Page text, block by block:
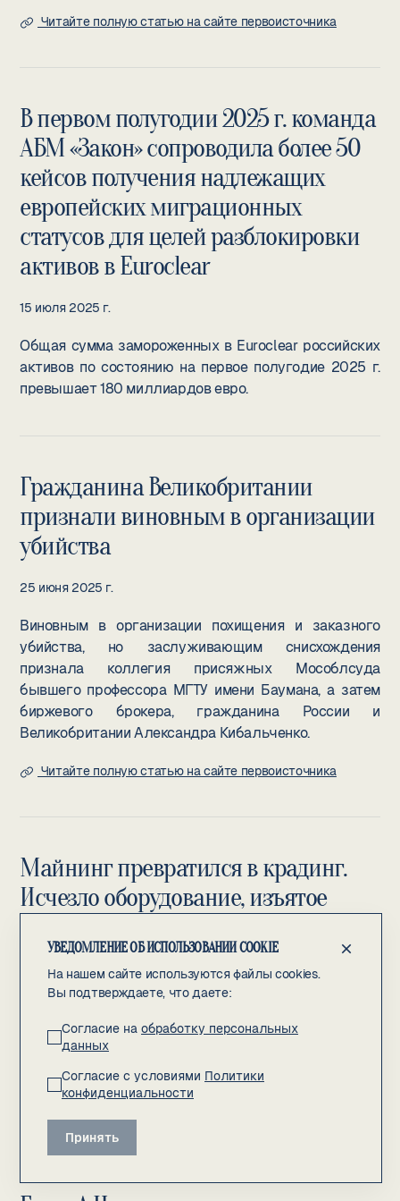
Читайте полную статью на сайте первоисточника
В первом полугодии 2025 г. команда
АБМ «Закон» сопроводила более 50
кейсов получения надлежащих
европейских миграционных
статусов для целей разблокировки
активов в Euroclear
15 июля 2025 г.
Общая сумма замороженных в Euroclear российских
активов по состоянию на первое полугодие 2025 г.
превышает 180 миллиардов евро.
Гражданина Великобритании
признали виновным в организации
убийства
25 июня 2025 г.
Виновным в организации похищения и заказного
убийства, но заслуживающим снисхождения
признала коллегия присяжных Мособлсуда
бывшего профессора МГТУ имени Баумана, а затем
биржевого брокера, гражданина России и
Великобритании Александра Кибальченко.
Читайте полную статью на сайте первоисточника
Майнинг превратился в крадинг.
Исчезло оборудование, изъятое
18 марта 2024 г.
возбудил уголовное дело в отношении
неустановленных сотрудников УМВД России по
Наро-Фоминскому городскому округу.
УВЕДОМЛЕНИЕ ОБ ИСПОЛЬЗОВАНИИ COOKIE
На нашем сайте используются файлы cookies.
Вы подтверждаете, что даете:
Согласие на обработку персональных
данных
Согласие с условиями Политики
конфиденциальности
Принять